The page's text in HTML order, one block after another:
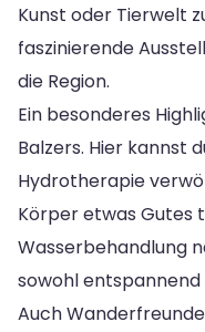
Kunst oder Tierwelt
faszinierende
die Region.
Ein besonderes
Balzers. Hier kannst
Hydrotherapie
Körper etwas Gutes
Wasserbehandlung
sowohl
Auch